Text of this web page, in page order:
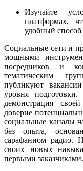
Изучайте
платформах,
удобный способ
Социальные сети и
мощными
посредников и
тематическим
публикуют
уровня
демонстрация
доверие
социальные каналы
без опыта,
сарафанном радио.
своих новых
первыми заказчиками.